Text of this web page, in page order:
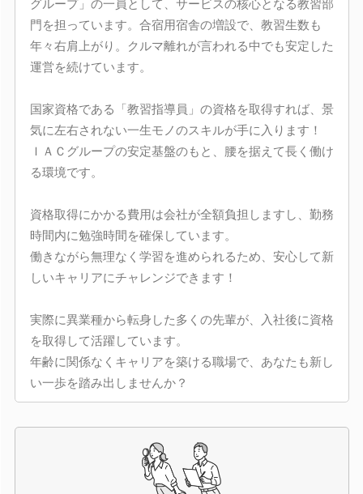
グループ」の一員として、サービスの核心となる教習部
門を担っています。合宿用宿舎の増設で、教習生数も
年々右肩上がり。クルマ離れが言われる中でも安定した
運営を続けています。
国家資格である「教習指導員」の資格を取得すれば、景
気に左右されない一生モノのスキルが手に入ります！
ＩＡＣグループの安定基盤のもと、腰を据えて長く働け
る環境です。
資格取得にかかる費用は会社が全額負担しますし、勤務
時間内に勉強時間を確保しています。
働きながら無理なく学習を進められるため、安心して新
しいキャリアにチャレンジできます！
実際に異業種から転身した多くの先輩が、入社後に資格
を取得して活躍しています。
年齢に関係なくキャリアを築ける職場で、あなたも新し
い一歩を踏み出しませんか？